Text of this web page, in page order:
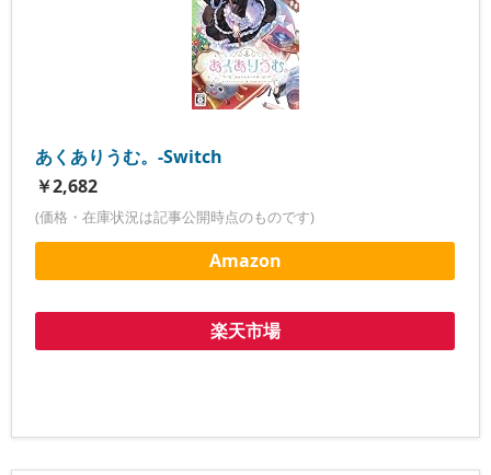
あくありうむ。-Switch
￥2,682
(価格・在庫状況は記事公開時点のものです)
Amazon
楽天市場